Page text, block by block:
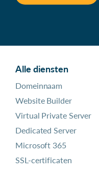
Alle diensten
Domeinnaam
Website Builder
Virtual Private Server
Dedicated Server
Microsoft 365
SSL-certificaten